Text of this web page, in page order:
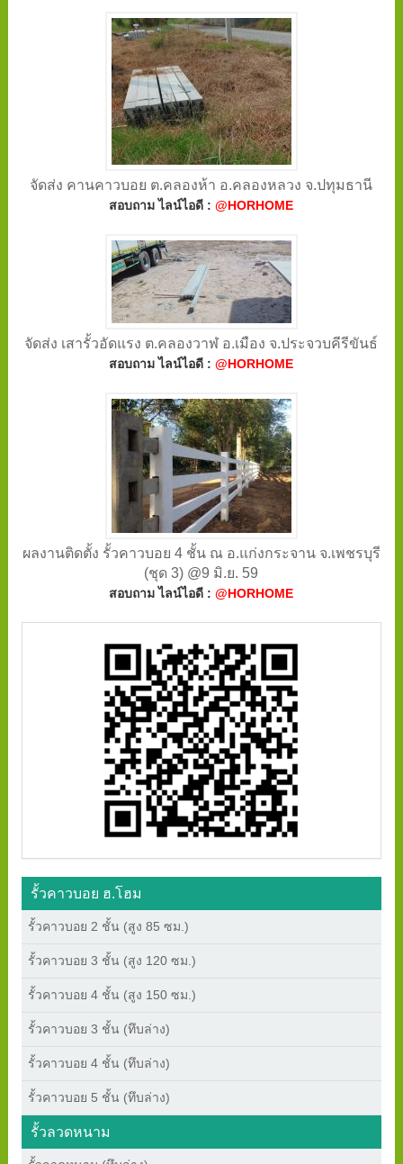
จัดส่ง คานคาวบอย ต.คลองห้า อ.คลองหลวง จ.ปทุมธานี
สอบถาม ไลน์ไอดี :@HORHOME
จัดส่ง เสารั้วอัดแรง ต.คลองวาฬ อ.เมือง จ.ประจวบคีรีขันธ์
สอบถาม ไลน์ไอดี :@HORHOME
ผลงานติดตั้ง รั้วคาวบอย 4 ชั้น ณ อ.แก่งกระจาน จ.เพชรบุรี
(ชุด 3) @9 มิ.ย. 59
สอบถาม ไลน์ไอดี :@HORHOME
รั้วคาวบอย ฮ.โฮม
รั้วคาวบอย 2 ชั้น (สูง 85 ซม.)
รั้วคาวบอย 3 ชั้น (สูง 120 ซม.)
รั้วคาวบอย 4 ชั้น (สูง 150 ซม.)
รั้วคาวบอย 3 ชั้น (ทึบล่าง)
รั้วคาวบอย 4 ชั้น (ทึบล่าง)
รั้วคาวบอย 5 ชั้น (ทึบล่าง)
รั้วลวดหนาม